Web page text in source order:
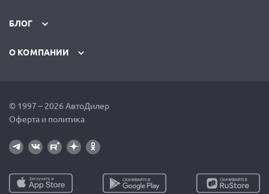
БЛОГ
О КОМПАНИИ
© 1997 – 2026 АвтоДилер
Оферта и политика